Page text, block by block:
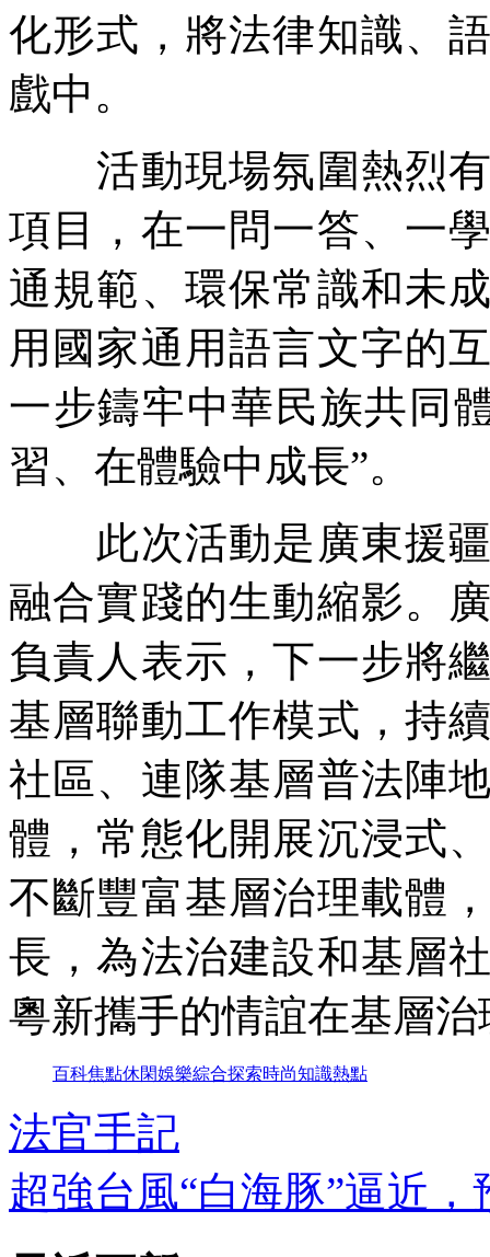
化形式，將法律知識、
戲中。
活動現場氛圍熱烈有
項目，在一問一答、一
通規範、環保常識和未
用國家通用語言文字的
一步鑄牢中華民族共同
習、在體驗中成長”。
此次活動是廣東援疆
融合實踐的生動縮影。
負責人表示，下一步將
基層聯動工作模式，持
社區、連隊基層普法陣
體，常態化開展沉浸式
不斷豐富基層治理載體
長，為法治建設和基層
粵新攜手的情誼在基層
百科焦點休閑娛樂綜合探索時尚知識熱點
法官手記
超強台風“白海豚”逼近